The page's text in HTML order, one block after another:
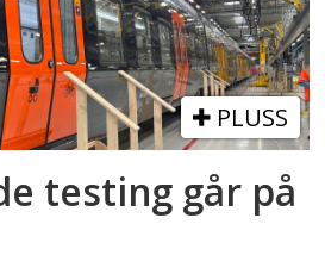
PLUSS
testing går på